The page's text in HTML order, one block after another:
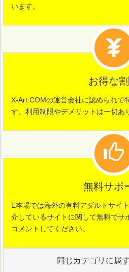
います。
お得な割
X-Art.COMの運営会社に認められて
す。利用制限やデメリットは一切あ
無料サポ
E本場では海外の有料アダルトサイ
介しているサイトに関して無料でサ
コメントしてください。
同じカテゴリに属